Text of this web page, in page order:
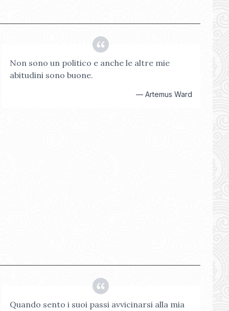
Non sono un politico e anche le altre mie
abitudini sono buone.
— Artemus Ward
Quando sento i suoi passi avvicinarsi alla mia